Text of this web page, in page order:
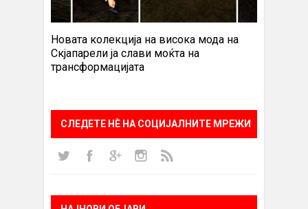
Новата колекција на висока мода на
Скјапарели ја слави моќта на
трансформацијата
СЛЕДЕТЕ НÈ НА СОЦИЈАЛНИТЕ МРЕЖИ